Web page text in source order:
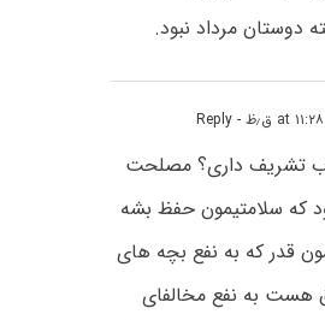
دوستان مرداد نبود.
- Reply
تشریف داری؟ مصلحت
که سلامتیمون حفظ بشه
قدر که به نفع بچه های
هست به نفع مخالفای